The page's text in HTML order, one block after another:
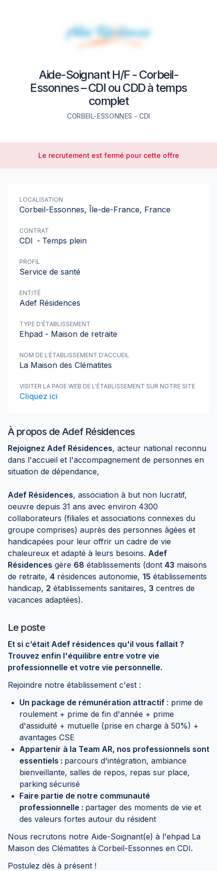
Aide-Soignant H/F - Corbeil-
Essonnes – CDI ou CDD à temps
complet
CORBEIL-ESSONNES - CDI
Le recrutement est fermé pour cette offre
À propos de Adef Résidences
Rejoignez Adef Résidences, acteur national reconnu
dans l'accueil et l'accompagnement de personnes en
situation de dépendance,
Adef Résidences, association à but non lucratif,
oeuvre depuis 31 ans avec environ 4300
collaborateurs (filiales et associations connexes du
groupe comprises) auprès des personnes âgées et
handicapées pour leur offrir un cadre de vie
chaleureux et adapté à leurs besoins. Adef
Résidences gère 68 établissements (dont 43 maisons
de retraite, 4 résidences autonomie, 15 établissements
handicap, 2 établissements sanitaires, 3 centres de
vacances adaptées).
Le poste
Et si c’était Adef résidences qu'il vous fallait ?
Trouvez enfin l'équilibre entre votre vie
professionnelle et votre vie personnelle.
Rejoindre notre établissement c'est :
Un package de rémunération attractif : prime de
roulement + prime de fin d'année + prime
d'assiduité + mutuelle (prise en charge à 50%) +
avantages CSE
Appartenir à la Team AR, nos professionnels sont
essentiels : parcours d'intégration, ambiance
bienveillante, salles de repos, repas sur place,
parking sécurisé
Faire partie de notre communauté
professionnelle : partager des moments de vie et
des valeurs fortes autour du résident
Nous recrutons notre Aide-Soignant(e) à l'ehpad La
Maison des Clématites à Corbeil-Essonnes en CDI.
Postulez dès à présent !
LOCALISATION
Corbeil-Essonnes, Île-de-France, France
CONTRAT
CDI - Temps plein
PROFIL
Service de santé
ENTITÉ
Adef Résidences
TYPE D'ÉTABLISSEMENT
Ehpad - Maison de retraite
NOM DE L'ÉTABLISSEMENT D'ACCUEIL
La Maison des Clématites
VISITER LA PAGE WEB DE L'ÉTABLISSEMENT SUR NOTRE SITE
Cliquez ici